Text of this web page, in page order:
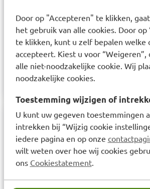
Door op "Accepteren" te klikken,
het gebruik van alle cookies. Door op
te klikken, kunt u zelf bepalen welke
accepteert. Kiest u voor “Weigeren”,
alle niet-noodzakelijke cookie. Wij
noodzakelijke cookies.
Toestemming wijzigen of
U kunt uw gegeven toestemmingen
intrekken bij “Wijzig cookie
iedere pagina en op onze
wilt weten over hoe wij cookies
ons Cookiestatement.
Samenstelling
Lidocaïne. Hulpstoffen:
vaseline, vloeibare paraffine,